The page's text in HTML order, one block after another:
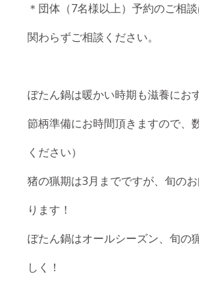
＊団体（7名様以上）予約のご相
関わらずご相談ください。
ぼたん鍋は暖かい時期も滋養にお
節柄準備にお時間頂きますので、
ください）
猪の猟期は3月までですが、旬の
ります！
ぼたん鍋はオールシーズン、旬の
しく！